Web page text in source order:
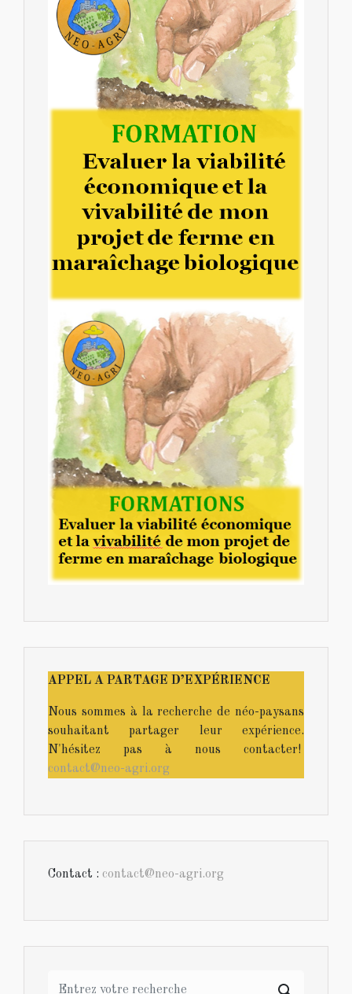
APPEL A PARTAGE D’EXPÉRIENCE
Nous sommes à la recherche de néo-paysans
souhaitant partager leur expérience.
N'hésitez pas à nous contacter!
contact@neo-agri.org
Contact : contact@neo-agri.org